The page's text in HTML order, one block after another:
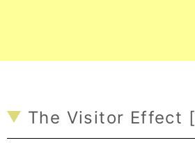
The Visitor Effect [